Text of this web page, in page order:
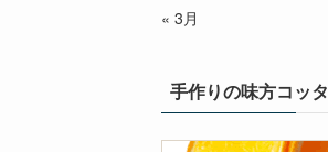
« 3月
手作りの味方コッタ